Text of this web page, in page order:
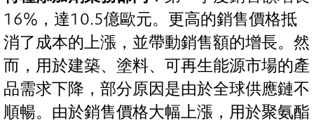
16%，達10.5億歐元。更高的銷售價格抵
消了成本的上漲，並帶動銷售額的增長。然
而，用於建築、塗料、可再生能源市場的產
品需求下降，部分原因是由於全球供應鏈不
順暢。由於銷售價格大幅上漲，用於聚氨酯